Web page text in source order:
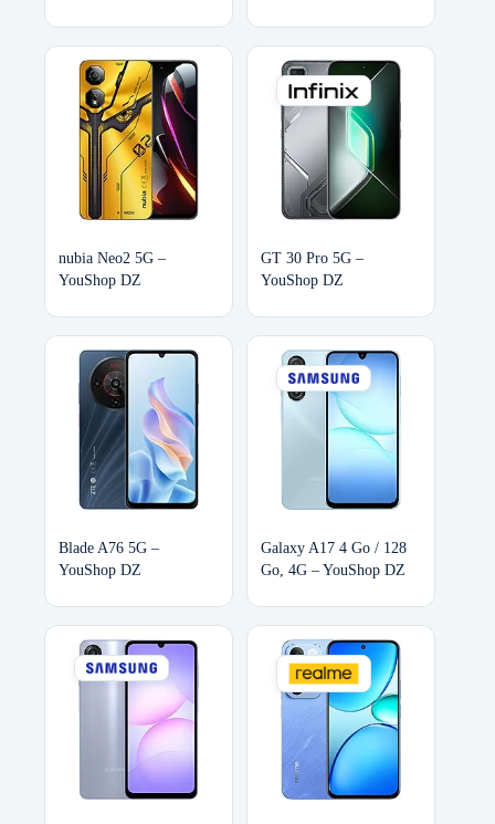
nubia Neo2 5G –
YouShop DZ
GT 30 Pro 5G –
YouShop DZ
Blade A76 5G –
YouShop DZ
Galaxy A17 4 Go / 128
Go, 4G – YouShop DZ